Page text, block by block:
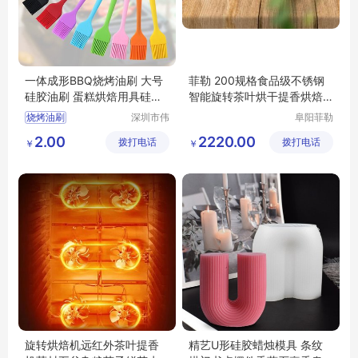
一体成形BBQ烧烤油刷 大号
硅胶油刷 蛋糕烘焙用具硅胶
刷子可定制
烧烤油刷
蛋糕烘焙用具
硅胶模具厂家
深圳市伟
有限公司
￥ 2.00 拨打电话
菲勒 200规格食品级不锈钢
智能旋转茶叶烘干提香烘焙
阜阳菲勒
公司
￥ 2220.00 拨打电话
旋转烘焙机远红外茶叶提香
精艺U形硅胶蜡烛模具 条纹